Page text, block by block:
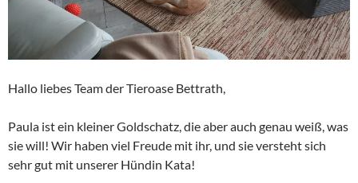
Hallo liebes Team der Tieroase Bettrath,
Paula ist ein kleiner Goldschatz, die aber auch genau weiß, was
sie will! Wir haben viel Freude mit ihr, und sie versteht sich
sehr gut mit unserer Hündin Kata!